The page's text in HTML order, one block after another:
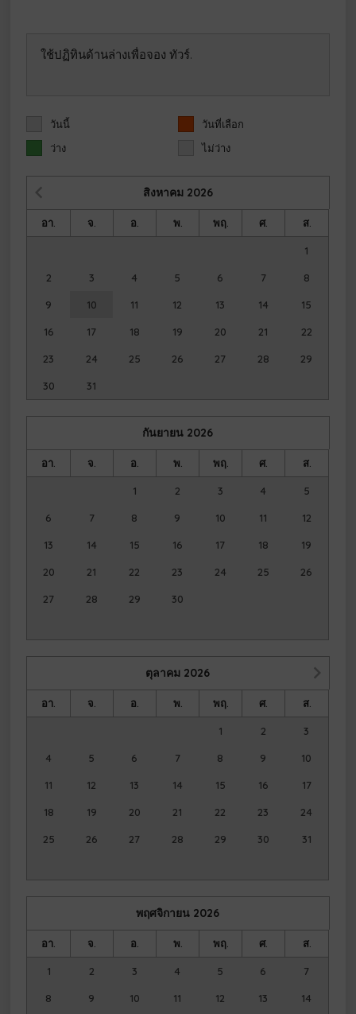
ใช้ปฏิทินด้านล่างเพื่อจอง ทัวร์.
วันนี้
วันที่เลือก
ว่าง
ไม่ว่าง
สิงหาคม 2026
อา. จ. อ. พ. พฤ. ศ. ส.
1
2 3 4 5 6 7 8
9 10 11 12 13 14 15
16 17 18 19 20 21 22
23 24 25 26 27 28 29
30 31
กันยายน 2026
อา. จ. อ. พ. พฤ. ศ. ส.
1 2 3 4 5
6 7 8 9 10 11 12
13 14 15 16 17 18 19
20 21 22 23 24 25 26
27 28 29 30
ตุลาคม 2026
อา. จ. อ. พ. พฤ. ศ. ส.
1 2 3
4 5 6 7 8 9 10
11 12 13 14 15 16 17
18 19 20 21 22 23 24
25 26 27 28 29 30 31
พฤศจิกายน 2026
อา. จ. อ. พ. พฤ. ศ. ส.
1 2 3 4 5 6 7
8 9 10 11 12 13 14